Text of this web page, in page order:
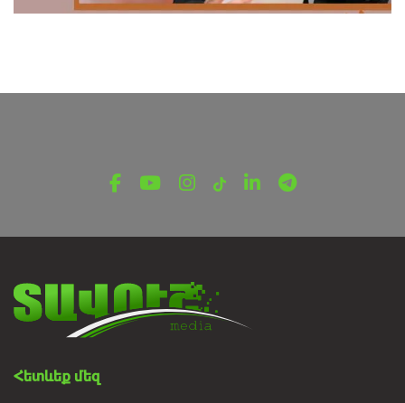
Մեր բարբառն ու բարքերը․ Կարոտաչոր
Հետևեք մեզ